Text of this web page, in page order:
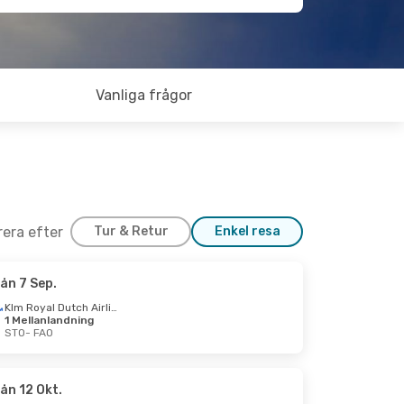
Vanliga frågor
efter Tur & Retur Enkel resa
Klm Royal Dutch Airlines
7 Sep.
Klm Royal Dutch Airlines
1 Mellanlandning
STO- FAO
12 Okt.